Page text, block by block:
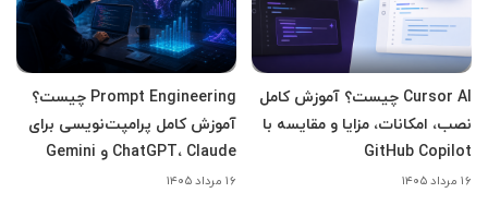
Cursor AI چیست؟ آموزش کامل
نصب، امکانات، مزایا و مقایسه با
GitHub Copilot
۱۶ مرداد ۱۴۰۵
Prompt Engineering چیست؟
آموزش کامل پرامپت‌نویسی برای
ChatGPT، Claude و Gemini
۱۶ مرداد ۱۴۰۵